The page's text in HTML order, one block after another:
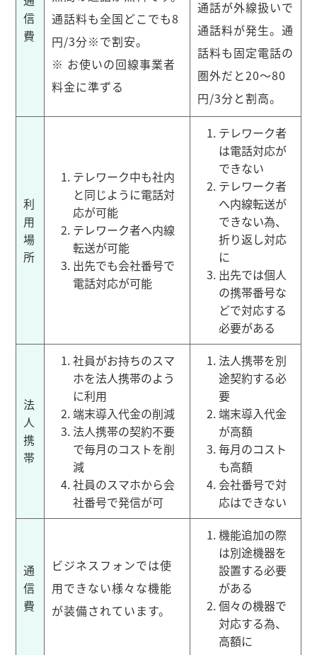
信
費
通話料も全国どこでも8
円/3分※で割安。
※ お使いの回線事業者
料金に準ずる
通話が外線扱いで
通話料が発生。通
話料も固定電話の
圏外だと20〜80
円/3分と割高。
利
用
場
所
テレワーク中も社内
と同じように電話対
応が可能
テレワーク者へ内線
転送が可能
出先でも会社番号で
電話対応が可能
テレワーク者
は電話対応が
できない
テレワーク者
へ内線転送が
できない為、
折り返し対応
に
出先では個人
の携帯番号な
どで対応する
必要がある
法
人
携
帯
社員がお持ちのスマ
ホを法人携帯のよう
に利用
端末導入代金の削減
法人携帯の契約不要
で毎月のコストを削
減
社員のスマホから会
社番号で発信が可
法人携帯を別
途契約する必
要
端末導入代金
が高額
毎月のコスト
も高額
会社番号で対
応はできない
通
信
費
ビジネスフォンでは使
用できない様々な機能
が装備されています。
機能追加の際
は別途機器を
設置する必要
がある
個々の機器で
対応する為、
高額に